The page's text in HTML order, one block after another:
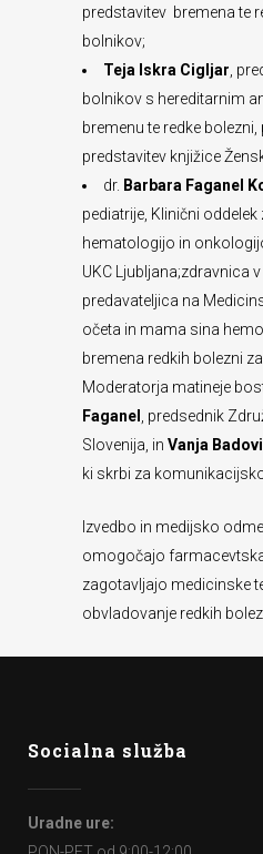
predstavitev bremena te
bolnikov;
Teja Iskra Cigljar ,
bolnikov s hereditarnim
bremenu te redke
predstavitev knjižice
dr. Barbara Faganel
pediatrije, Klinični
hematologijo in
UKC Ljubljana;zdravnica
predavateljica na
očeta in mama sina
bremena redkih bolezni
Moderatorja matineje
Faganel
, predsednik
Slovenija, in Vanja
ki skrbi za
Izvedbo in medijsko
omogočajo
zagotavljajo medicinske
obvladovanje redkih
Socialna služba
Uradne ure: